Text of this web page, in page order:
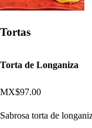
Tortas
Torta de Longaniza
MX$97.00
Sabrosa torta de